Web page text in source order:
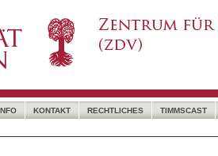
KONTAKT RECHTLICHES
TIMMSCAST